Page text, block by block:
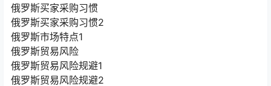
俄罗斯买家采购习惯2
俄罗斯市场特点1
俄罗斯贸易风险
俄罗斯贸易风险规避1
俄罗斯贸易风险规避2
开拓俄罗斯市场的建议